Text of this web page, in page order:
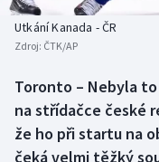
Basketbal
Biatlon
Boby a skeleton
Box
Historické návraty
Aplikace ČT sport
AZ kvíz
Utkání Kanada - ČR
Zdroj: ČTK/AP
Toronto – Nebyla
na střídačce české
že ho při startu na
čeká velmi těžký